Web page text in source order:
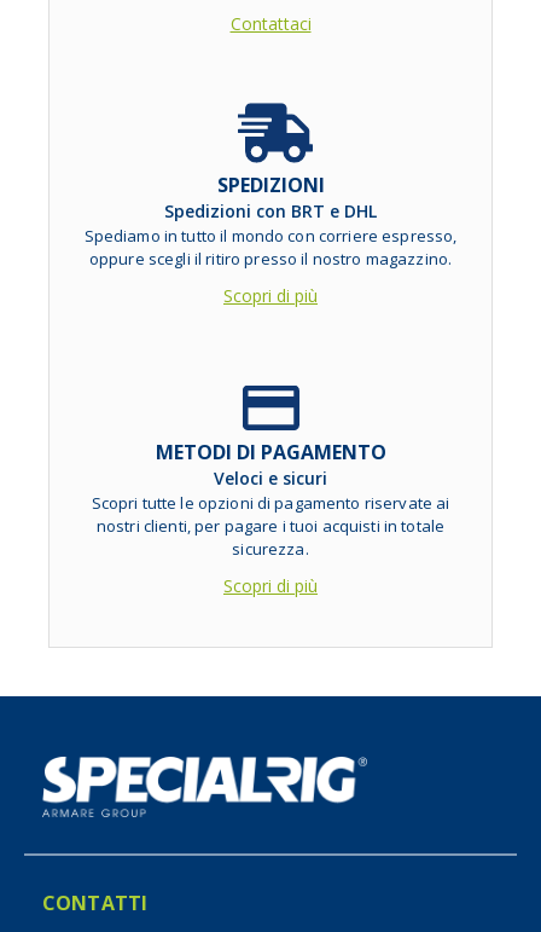
Contattaci
SPEDIZIONI
Spedizioni con BRT e DHL
Spediamo in tutto il mondo con corriere espresso,
oppure scegli il ritiro presso il nostro magazzino.
Scopri di più
METODI DI PAGAMENTO
Veloci e sicuri
Scopri tutte le opzioni di pagamento riservate ai
nostri clienti, per pagare i tuoi acquisti in totale
sicurezza.
Scopri di più
CONTATTI